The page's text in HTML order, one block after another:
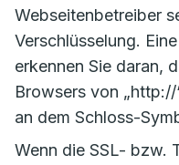
Webseitenbetreiber
Verschlüsselung.
erkennen Sie daran,
Browsers von
an dem Schloss-
Wenn die SSL- bzw.